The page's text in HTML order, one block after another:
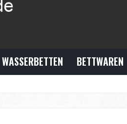
WASSERBETTEN BETTWAREN